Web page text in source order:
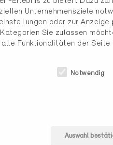
Zürich
Luzern
Aargau
Basel-Stadt
Unternehmensziele
oder zur
Sie zulassen
Funktionalitäten der Seite
Notwendig
Auswahl